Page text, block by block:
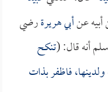
عنأبي هريرةرضي
أنه قال: (تنكح
ولدينها، فاظفر بذات